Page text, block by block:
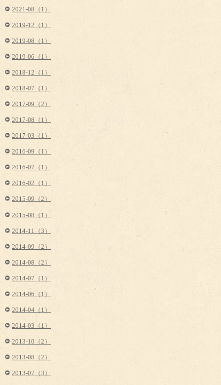
2021-08（1）
2019-12（1）
2019-08（1）
2019-06（1）
2018-12（1）
2018-07（1）
2017-09（2）
2017-08（1）
2017-03（1）
2016-09（1）
2016-07（1）
2016-02（1）
2015-09（2）
2015-08（1）
2014-11（3）
2014-09（2）
2014-08（2）
2014-07（1）
2014-06（1）
2014-04（1）
2014-03（1）
2013-10（2）
2013-08（2）
2013-07（3）